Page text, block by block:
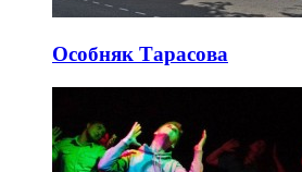
Особняк Тарасова